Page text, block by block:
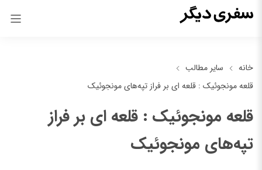
خانه
سایر مطالب
قلعه مونجوئیک : قلعه ای بر فراز تپه‌های مونجوئیک
قلعه مونجوئیک : قلعه ای بر فراز
تپه‌های مونجوئیک